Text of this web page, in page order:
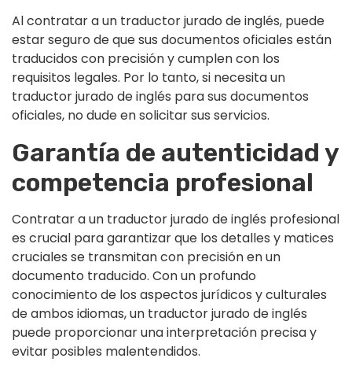
Al contratar a un traductor jurado de inglés, puede
estar seguro de que sus documentos oficiales están
traducidos con precisión y cumplen con los
requisitos legales. Por lo tanto, si necesita un
traductor jurado de inglés para sus documentos
oficiales, no dude en solicitar sus servicios.
Garantía de autenticidad y
competencia profesional
Contratar a un traductor jurado de inglés profesional
es crucial para garantizar que los detalles y matices
cruciales se transmitan con precisión en un
documento traducido. Con un profundo
conocimiento de los aspectos jurídicos y culturales
de ambos idiomas, un traductor jurado de inglés
puede proporcionar una interpretación precisa y
evitar posibles malentendidos.